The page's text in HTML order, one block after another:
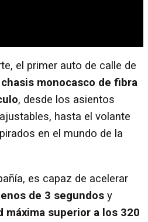
el primer auto de calle de
chasis monocasco de fibra
, desde los asientos
hasta el volante
en el mundo de la
es capaz de acelerar
de 3 segundos y
máxima superior a los 320